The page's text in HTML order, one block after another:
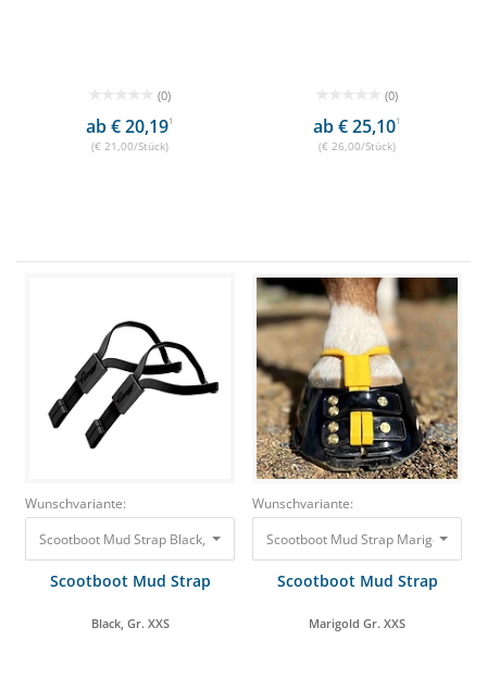
(0)
ab € 20,191
(€ 21,00/Stück)
(0)
ab € 25,101
(€ 26,00/Stück)
Wunschvariante:
Scootboot Mud Strap Black, Gr. XXS 32,00 €
Scootboot Mud Strap
Black, Gr. XXS
Wunschvariante:
Scootboot Mud Strap Marigold Gr.
Scootboot Mud Strap
Marigold Gr. XXS